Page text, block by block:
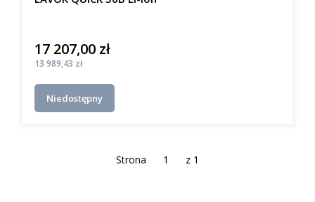
Cena
17 207,00 zł
Cena
13 989,43 zł
Niedostępny
Strona z 1